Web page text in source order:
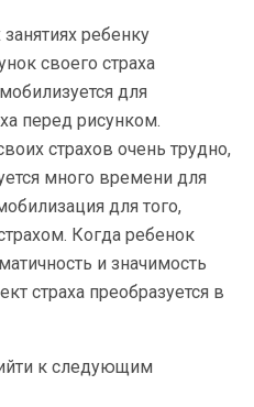
ребенку
своего страха
для
перед рисунком.
страхов очень трудно,
много времени для
для того,
Когда ребенок
и значимость
страха преобразуется в
к следующим